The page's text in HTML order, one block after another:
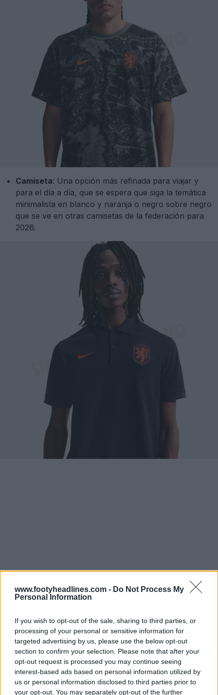
www.footyheadlines.com - Do Not Process My
Personal Information
If you wish to opt-out of the sale, sharing to third parties, or
processing of your personal or sensitive information for
targeted advertising by us, please use the below opt-out
section to confirm your selection. Please note that after your
opt-out request is processed you may continue seeing
interest-based ads based on personal information utilized by
us or personal information disclosed to third parties prior to
your opt-out. You may separately opt-out of the further
Camiseta: Una opción más refinada para viajar y
para el día a día, que se espera que siga la temática
minimalista en blanco y naranja o negro sobre negro
que se ve en otras camisetas de la federación para
2026.